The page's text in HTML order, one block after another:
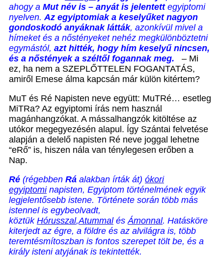
ahogy a Mut név is – anyát is jelentettegyiptomi
nyelven. Az egyiptomiak a keselyűket nagyon
gondoskodó anyáknak látták, azonkívül mivel a
hímeket és a nőstényeket nehéz megkülönböztetni
egymástól, azt hitték, hogy hím keselyű nincsen,
és a nőstények a széltől fogannak meg.
– Mi
ez, ha nem a SZEPLŐTTELEN FOGANTATÁS,
amiről Emese álma kapcsán már külön kitértem?
MuT és Ré Napisten neve együtt: MuTRé… esetleg
MiTRa? Az egyiptomi írás nem használ
magánhangzókat. A mássalhangzók kitöltése az
utókor megegyezésén alapul. Így Szántai felvetése
alapján a delelő napisten Ré neve joggal lehetne
“eRő” is, hiszen nála van ténylegesen erőben a
Nap.
Ré (régebben Rá alakban írták át) ókori
egyiptomi napisten, Egyiptom történelmének egyik
legjelentősebb istene. Története során több más
istennel is egybeolvadt,
köztük Hórusszal,Atummal és Ámonnal. Hatásköre
kiterjedt az égre, a földre és az alvilágra is, több
teremtésmítoszban is fontos szerepet tölt be, és a
király isteni atyjának is tekintették.